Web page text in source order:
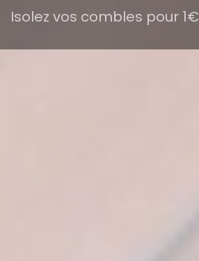
Isolez vos combles pour 1€